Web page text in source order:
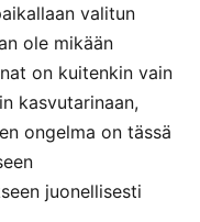
valitun
ole mikään
on kuitenkin vain
kasvutarinaan,
ongelma on tässä
juonellisesti